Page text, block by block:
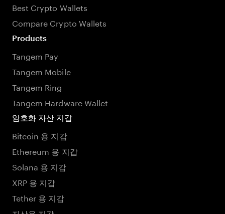
Best Crypto Wallets
Compare Crypto Wallets
Products
Tangem Pay
Tangem Mobile
Tangem Ring
Tangem Hardware Wallet
암호화 자산 지갑
Bitcoin 용 지갑
Ethereum 용 지갑
Solana 용 지갑
XRP 용 지갑
Tether 용 지갑